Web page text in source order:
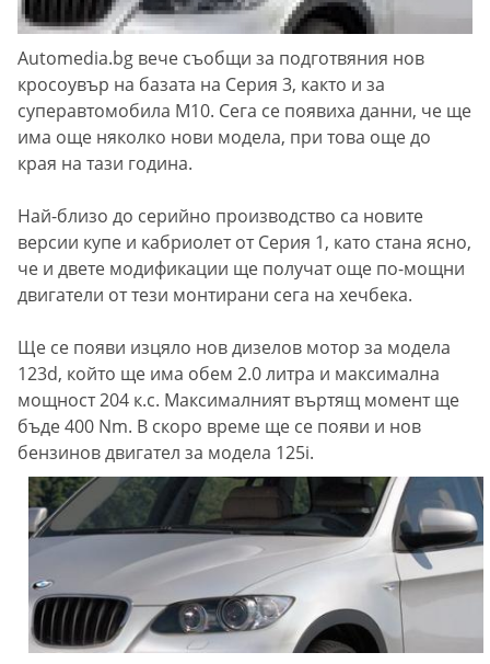
Automedia.bg вече съобщи за подготвяния нов
кросоувър на базата на Серия 3, както и за
суперавтомобила М10. Сега се появиха данни, че ще
има още няколко нови модела, при това още до
края на тази година.
Най-близо до серийно производство са новите
версии купе и кабриолет от Серия 1, като стана ясно,
че и двете модификации ще получат още по-мощни
двигатели от тези монтирани сега на хечбека.
Ще се появи изцяло нов дизелов мотор за модела
123d, който ще има обем 2.0 литра и максимална
мощност 204 к.с. Максималният въртящ момент ще
бъде 400 Nm. В скоро време ще се появи и нов
бензинов двигател за модела 125i.